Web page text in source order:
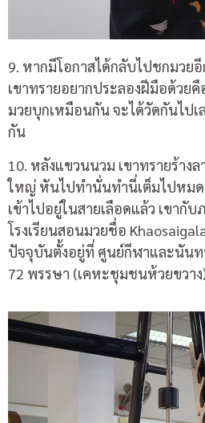
9. หากมีโอกาสได้กลับไปชกมวย
เขาทรายอยากประลองฝีมือด้วย
มวยบุกเหมือนกัน จะได้วัดกันไป
กัน
10. หลังแขวนนวม เขาทรายร้าง
ใหญ่ หันไปทำนั่นทำนี่เต็มไปหม
เข้าไปอยู่ในสายเลือดแล้ว เขากับ
โรงเรียนสอนมวยชื่อ
ปัจจุบันตั้งอยู่ที่ ศูนย์กีฬาและนันท
72 พรรษา (เคหะชุมชนห้วยขวาง